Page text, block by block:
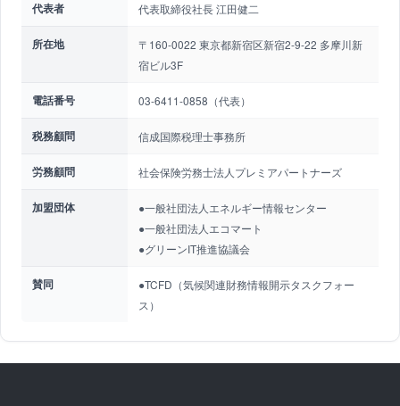
代表者 代表取締役社長 江田健二
所在地
〒160-0022 東京都新宿区新宿2-9-22 多摩川新
宿ビル3F
電話番号 03-6411-0858（代表）
税務顧問 信成国際税理士事務所
労務顧問 社会保険労務士法人プレミアパートナーズ
加盟団体
●一般社団法人エネルギー情報センター
●一般社団法人エコマート
●グリーンIT推進協議会
賛同
●TCFD（気候関連財務情報開示タスクフォー
ス）